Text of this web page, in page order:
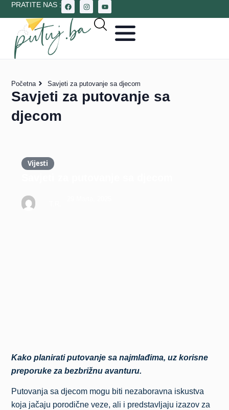
PRATITE NAS :
Početna Savjeti za putovanje sa djecom
Savjeti za putovanje sa
djecom
Vijesti
Kako planirati putovanje sa najmlađima, uz korisne
preporuke za bezbrižnu avanturu.
Putovanja sa djecom mogu biti nezaboravna iskustva
koja jačaju porodične veze, ali i predstavljaju izazov za